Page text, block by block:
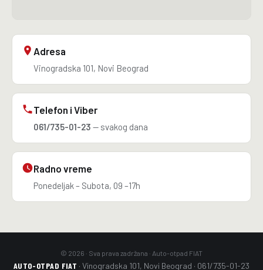
Adresa
Vinogradska 101, Novi Beograd
Telefon i Viber
061/735-01-23 — svakog dana
Radno vreme
Ponedeljak – Subota, 09 –17h
© 2026 · Sva prava zadržana · Auto-otpad FIAT
AUTO-OTPAD FIAT · Vinogradska 101, Novi Beograd · 061/735-01-23